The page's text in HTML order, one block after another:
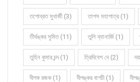
তপোব্রত মুখার্জী (3) তাপস মহাপাত্র (1)
তীর্থঙ্কর সুমিত (11) তুলি ব্যানার্জি (1)
তুহিন কুমার চন্দ (1) ত্রিদিবেশ দে (2)
দীপক রজক (1) দীপঙ্কর বাগচী (1)